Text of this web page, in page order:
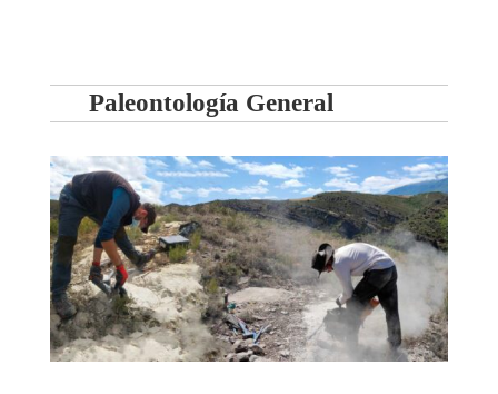
Paleontología General